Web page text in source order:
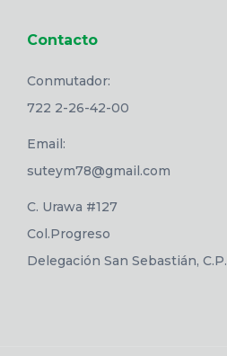
Contacto
Conmutador:
722 2-26-42-00
Email:
suteym78@gmail.com
C. Urawa #127
Col.Progreso
Delegación San Sebastián,